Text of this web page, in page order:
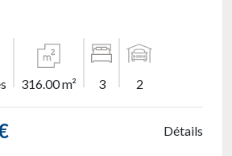
316.00 m² 3 2
Détails